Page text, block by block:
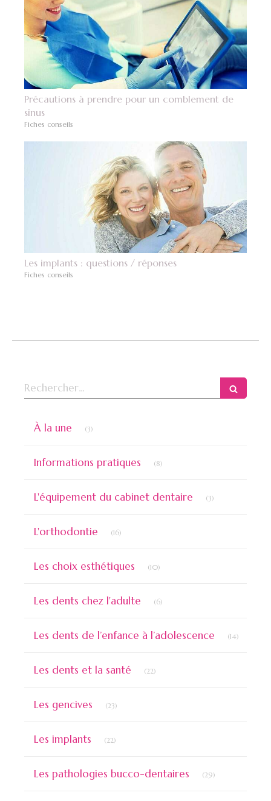
Précautions à prendre pour un comblement de
sinus
Fiches conseils
Les implants : questions / réponses
Fiches conseils
Rechercher
À la une (3)
Informations pratiques (8)
L'équipement du cabinet dentaire (3)
L'orthodontie (16)
Les choix esthétiques (10)
Les dents chez l'adulte (6)
Les dents de l’enfance à l’adolescence (14)
Les dents et la santé (22)
Les gencives (23)
Les implants (22)
Les pathologies bucco-dentaires (29)